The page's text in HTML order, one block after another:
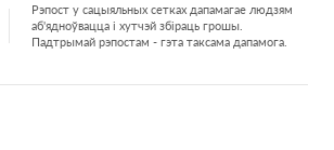
LinkedInРэпост у сацыяльных сетках дапамагае людзям
аб'ядноўвацца і хутчэй збіраць грошы.
Падтрымай рэпостам - гэта таксама дапамога.